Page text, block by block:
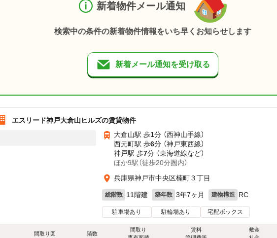
新着物件メール通知
検索中の条件の新着物件情報をいち早くお知らせします
新着メール通知を受け取る
エスリード神戸大倉山ヒルズの賃貸物件
大倉山駅 歩1分 （西神山手線）
西元町駅 歩6分 （神戸東西線）
神戸駅 歩7分 （東海道線など）
ほか9駅（徒歩20分圏内）
兵庫県神戸市中央区楠町３丁目
総階数 11階建 築年数 3年7ヶ月 建物構造 RC
駐車場あり 駐輪場あり 宅配ボックス
間取り図 階数
間取り
賃料
敷金